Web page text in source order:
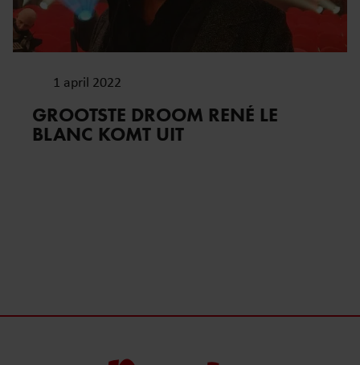
1 april 2022
GROOTSTE DROOM RENÉ LE
BLANC KOMT UIT